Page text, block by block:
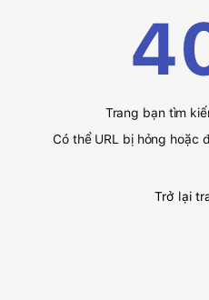
Trang bạn tìm
Có thể URL bị hỏng hoặc
Trở lại